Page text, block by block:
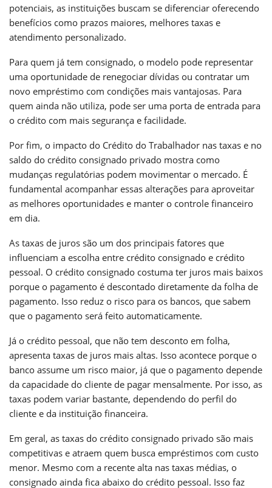
potenciais, as instituições buscam se diferenciar oferecendo
benefícios como prazos maiores, melhores taxas e
atendimento personalizado.
Para quem já tem consignado, o modelo pode representar
uma oportunidade de renegociar dívidas ou contratar um
novo empréstimo com condições mais vantajosas. Para
quem ainda não utiliza, pode ser uma porta de entrada para
o crédito com mais segurança e facilidade.
Por fim, o impacto do Crédito do Trabalhador nas taxas e no
saldo do crédito consignado privado mostra como
mudanças regulatórias podem movimentar o mercado. É
fundamental acompanhar essas alterações para aproveitar
as melhores oportunidades e manter o controle financeiro
em dia.
As taxas de juros são um dos principais fatores que
influenciam a escolha entre crédito consignado e crédito
pessoal. O crédito consignado costuma ter juros mais baixos
porque o pagamento é descontado diretamente da folha de
pagamento. Isso reduz o risco para os bancos, que sabem
que o pagamento será feito automaticamente.
Já o crédito pessoal, que não tem desconto em folha,
apresenta taxas de juros mais altas. Isso acontece porque o
banco assume um risco maior, já que o pagamento depende
da capacidade do cliente de pagar mensalmente. Por isso, as
taxas podem variar bastante, dependendo do perfil do
cliente e da instituição financeira.
Em geral, as taxas do crédito consignado privado são mais
competitivas e atraem quem busca empréstimos com custo
menor. Mesmo com a recente alta nas taxas médias, o
consignado ainda fica abaixo do crédito pessoal. Isso faz